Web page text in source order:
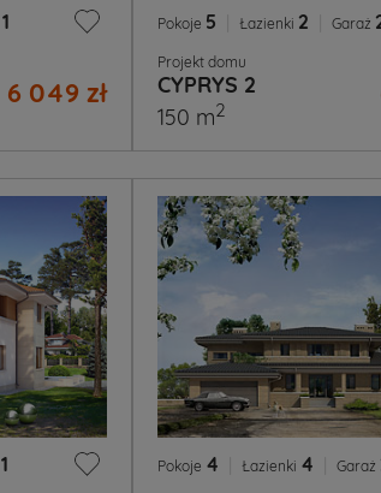
1
6 049 zł
Pokoje 5 Łazienki 2 Garaż
Projekt domu
CYPRYS 2
150 m2
1 Pokoje 4 Łazienki 4 Garaż